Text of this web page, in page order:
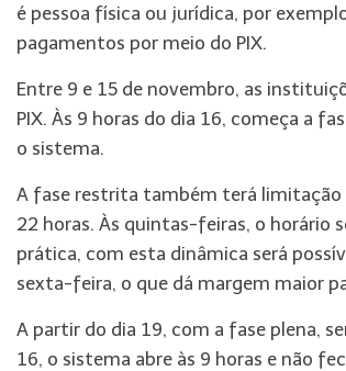
é pessoa física ou jurídica, por
pagamentos por meio do PIX.
Entre 9 e 15 de novembro, as
PIX. Às 9 horas do dia 16, começa a
o sistema.
A fase restrita também terá limitação
22 horas. Às quintas-feiras, o horário
prática, com esta dinâmica será
sexta-feira, o que dá margem maior
A partir do dia 19, com a fase plena,
16, o sistema abre às 9 horas e não